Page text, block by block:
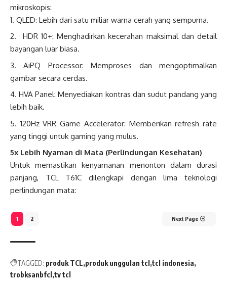
mikroskopis:
QLED: Lebih dari satu miliar warna cerah yang sempurna.
HDR 10+: Menghadirkan kecerahan maksimal dan detail
bayangan luar biasa.
AiPQ Processor: Memproses dan mengoptimalkan
gambar secara cerdas.
HVA Panel: Menyediakan kontras dan sudut pandang yang
lebih baik.
120Hz VRR Game Accelerator: Memberikan refresh rate
yang tinggi untuk gaming yang mulus.
5x Lebih Nyaman di Mata (Perlindungan Kesehatan)
Untuk memastikan kenyamanan menonton dalam durasi
panjang, TCL T61C dilengkapi dengan lima teknologi
perlindungan mata:
1 2 Next Page
TAGGED: produk TCL produk unggulan tcl tcl indonesia
trobksanbfcl tv tcl